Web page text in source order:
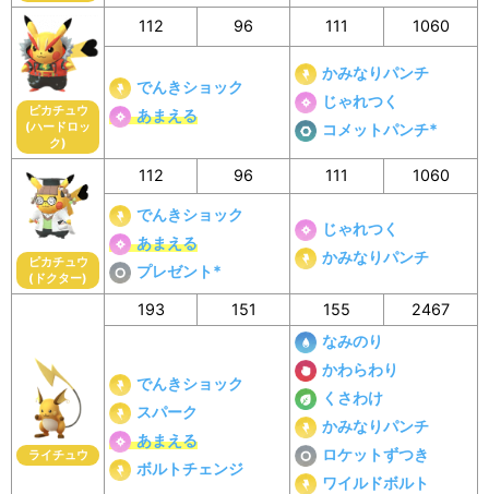
ピカチュウ
(ハードロッ
ク)
112 96 111 1060
でんきショック
あまえる
かみなりパンチ
じゃれつく
コメットパンチ*
ピカチュウ
(ドクター)
112 96 111 1060
でんきショック
あまえる
プレゼント*
じゃれつく
かみなりパンチ
ライチュウ
193 151 155 2467
でんきショック
スパーク
あまえる
ボルトチェンジ
なみのり
かわらわり
くさわけ
かみなりパンチ
ロケットずつき
ワイルドボルト